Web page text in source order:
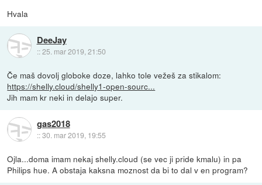
Hvala
DeeJay
::25. mar 2019, 21:50
Če maš dovolj globoke doze, lahko tole vežeš za stikalom:
https://shelly.cloud/shelly1-open-sourc...
Jih mam kr neki in delajo super.
gas2018
::30. mar 2019, 19:55
Ojla...doma imam nekaj shelly.cloud (se vec ji pride kmalu) in pa
Philips hue. A obstaja kaksna moznost da bi to dal v en program?